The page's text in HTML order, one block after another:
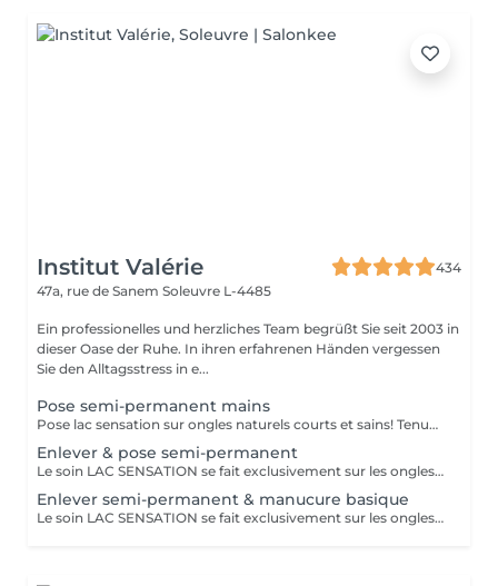
Institut Valérie
434
47a, rue de Sanem Soleuvre L-4485
Ein professionelles und herzliches Team begrüßt Sie seit 2003 in
dieser Oase der Ruhe. In ihren erfahrenen Händen vergessen
Sie den Alltagsstress in e...
Pose semi-permanent mains
Pose lac sensation sur ongles naturels courts et sains! Tenue 2 à 3 semaines
Enlever & pose semi-permanent
Le soin LAC SENSATION se fait exclusivement sur les ongles naturels des mains.
Enlever semi-permanent & manucure basique
Le soin LAC SENSATION se fait exclusivement sur les ongles naturels des mains.